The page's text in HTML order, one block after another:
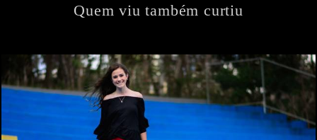
Quem viu também curtiu